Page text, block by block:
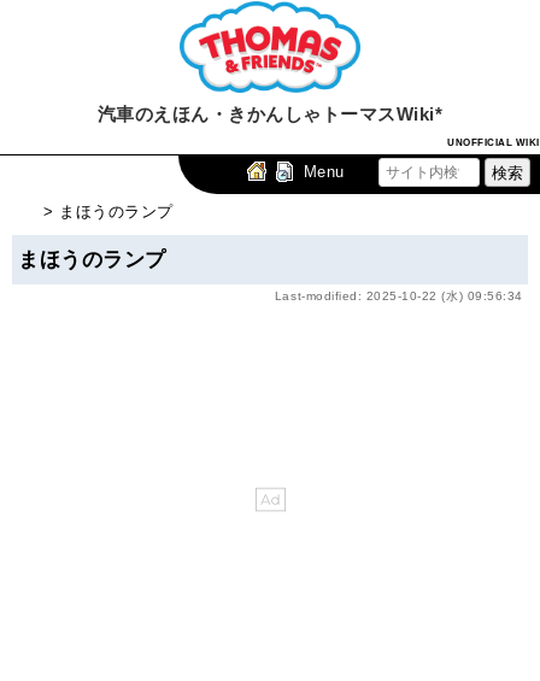
汽車のえほん・きかんしゃトーマスWiki*
UNOFFICIAL WIKI
Menu
> まほうのランプ
まほうのランプ
Last-modified: 2025-10-22 (水) 09:56:34